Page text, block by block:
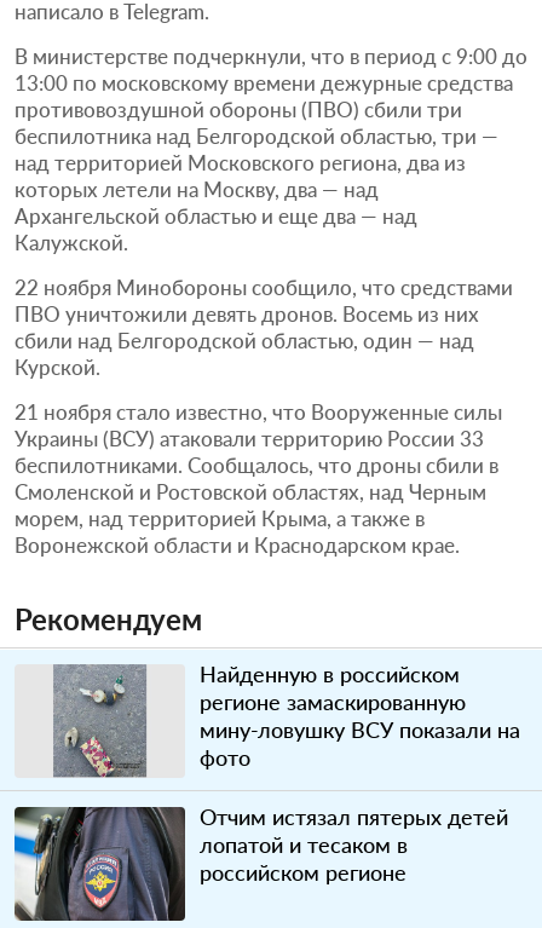
написало в Telegram.
В министерстве подчеркнули, что в период с 9:00 до
13:00 по московскому времени дежурные средства
противовоздушной обороны (ПВО) сбили три
беспилотника над Белгородской областью, три —
над территорией Московского региона, два из
которых летели на Москву, два — над
Архангельской областью и еще два — над
Калужской.
22 ноября Минобороны сообщило, что средствами
ПВО уничтожили девять дронов. Восемь из них
сбили над Белгородской областью, один — над
Курской.
21 ноября стало известно, что Вооруженные силы
Украины (ВСУ) атаковали территорию России 33
беспилотниками. Сообщалось, что дроны сбили в
Смоленской и Ростовской областях, над Черным
морем, над территорией Крыма, а также в
Воронежской области и Краснодарском крае.
Рекомендуем
Найденную в российском
регионе замаскированную
мину-ловушку ВСУ показали на
фото
Отчим истязал пятерых детей
лопатой и тесаком в
российском регионе